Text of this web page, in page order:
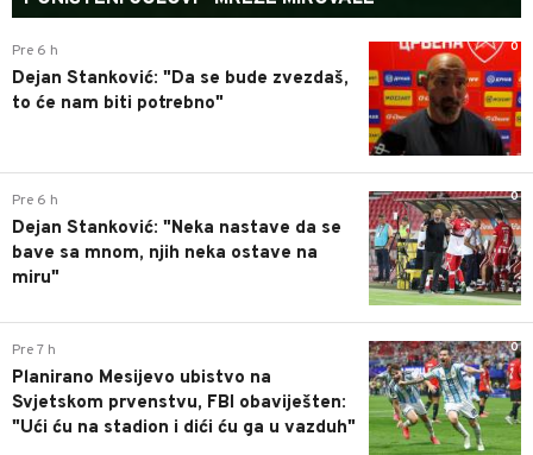
0
Pre 6 h
Dejan Stanković: "Da se bude zvezdaš,
to će nam biti potrebno"
0
Pre 6 h
Dejan Stanković: "Neka nastave da se
bave sa mnom, njih neka ostave na
miru"
0
Pre 7 h
Planirano Mesijevo ubistvo na
Svjetskom prvenstvu, FBI obaviješten:
"Ući ću na stadion i dići ću ga u vazduh"